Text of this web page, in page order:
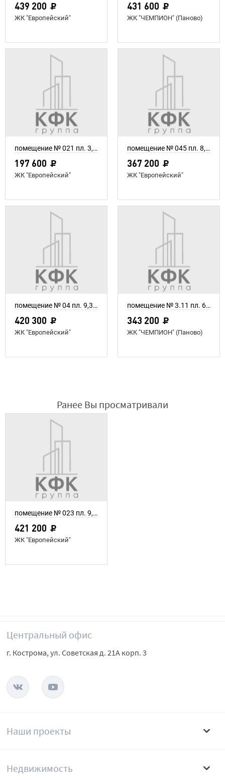
439 200
ЖК "Европейский"
431 600
ЖК "ЧЕМПИОН" (Паново)
помещение № 021 пл. 3,8 м²
197 600
ЖК "Европейский"
помещение № 045 пл. 8,16 м²
367 200
ЖК "Европейский"
помещение № 04 пл. 9,34 м²
420 300
ЖК "Европейский"
помещение № 3.11 пл. 6,6 м²
343 200
ЖК "ЧЕМПИОН" (Паново)
Ранее Вы просматривали
помещение № 023 пл. 9,36 м²
421 200
ЖК "Европейский"
Наши проекты
Недвижимость
Центральный офис
г. Кострома, ул. Советская д. 21А корп. 3